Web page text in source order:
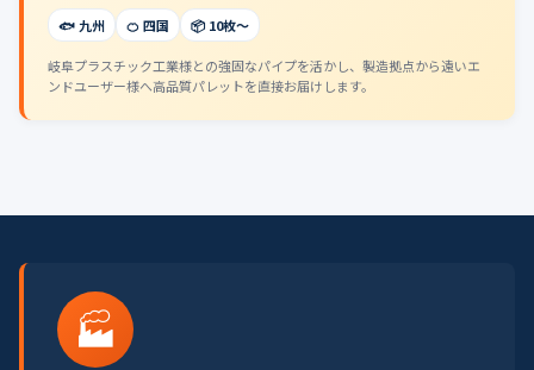
🐟 九州 🍊 四国 📦 10枚〜
岐阜プラスチック工業様との強固なパイプを活かし、製造拠点から遠いエ
ンドユーザー様へ高品質パレットを直接お届けします。
🏭